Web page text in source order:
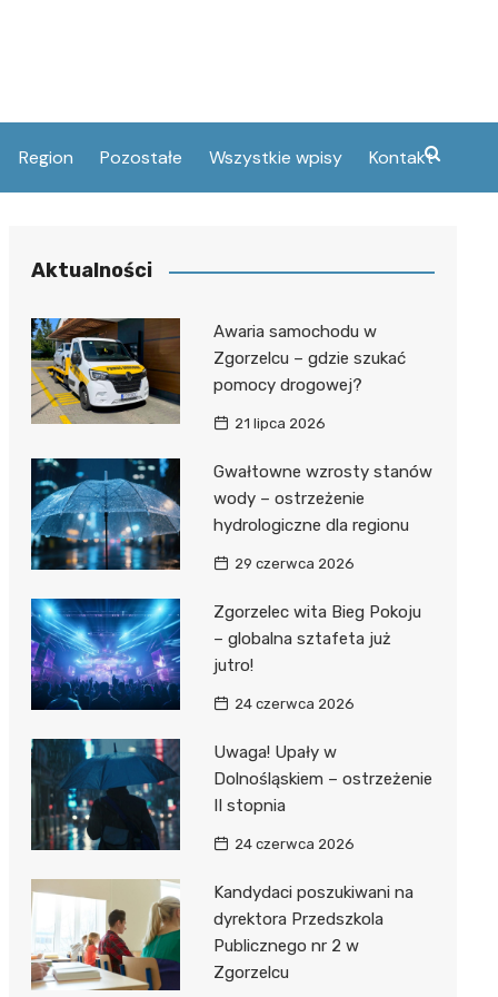
II
Woda
w
Wsi
Oświaty
Region Pozostałe Wszystkie wpisy Kontakt
Aktualności
Awaria samochodu w
Zgorzelcu – gdzie szukać
pomocy drogowej?
21 lipca 2026
Gwałtowne wzrosty stanów
wody – ostrzeżenie
hydrologiczne dla regionu
29 czerwca 2026
Zgorzelec wita Bieg Pokoju
– globalna sztafeta już
jutro!
24 czerwca 2026
Uwaga! Upały w
Dolnośląskiem – ostrzeżenie
II stopnia
24 czerwca 2026
Kandydaci poszukiwani na
dyrektora Przedszkola
Publicznego nr 2 w
Zgorzelcu